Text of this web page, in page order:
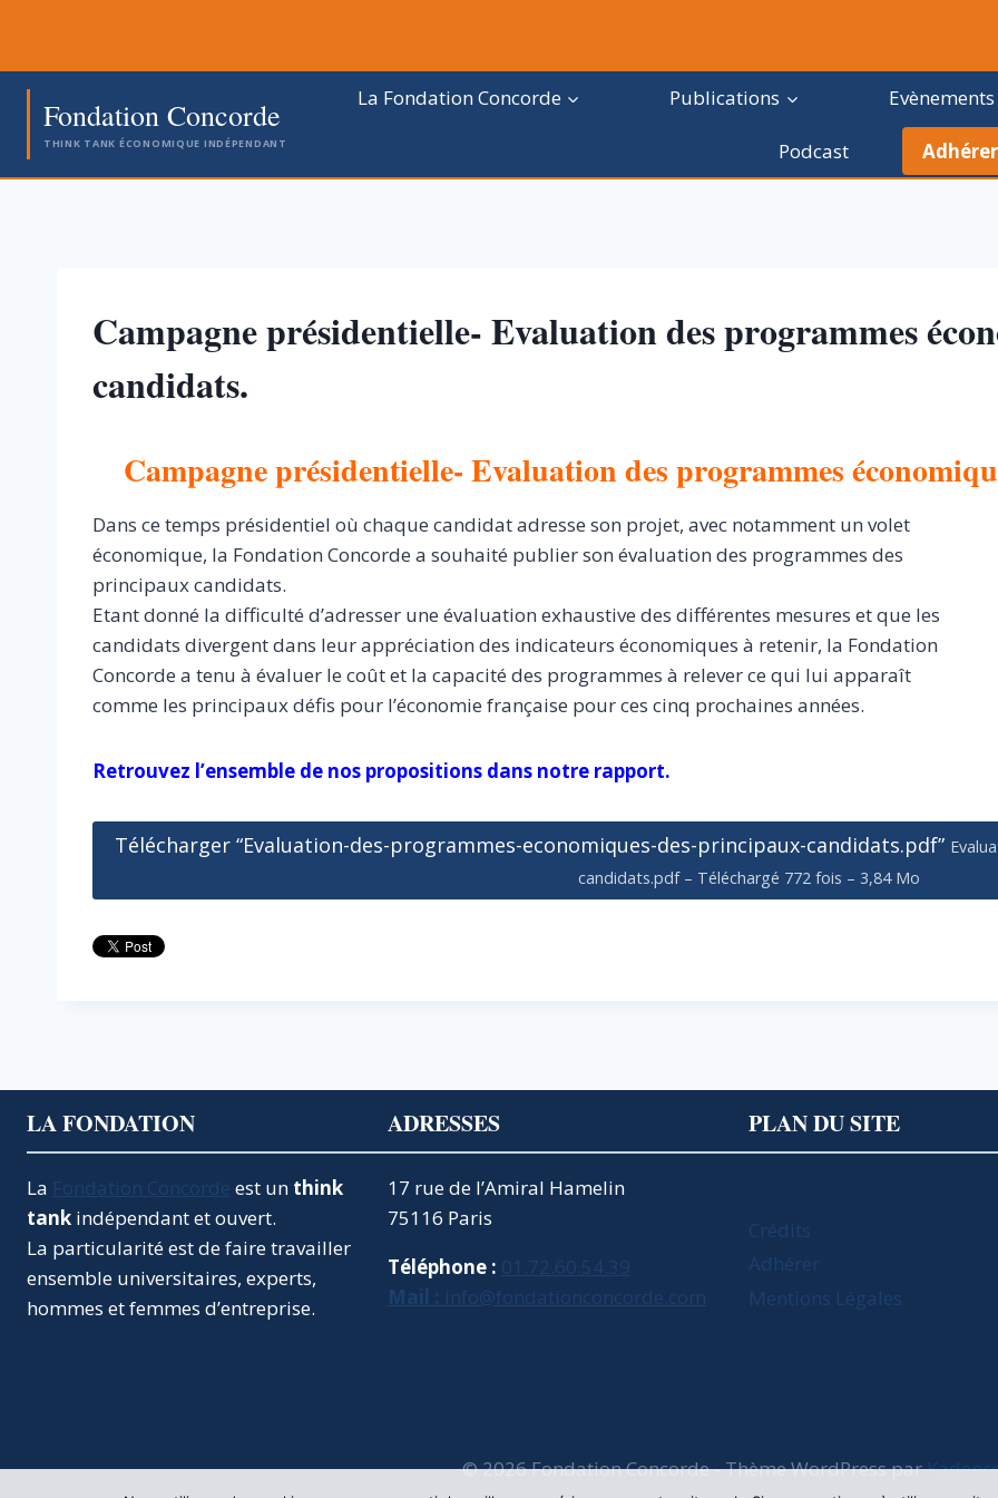
contenu
Fondation Concorde
THINK TANK ÉCONOMIQUE INDÉPENDANT
La Fondation Concorde Publications Evènements
Podcast Adhérer
Campagne présidentielle- Evaluation des programmes
candidats.
Campagne présidentielle- Evaluation des programmes
Dans ce temps présidentiel où chaque candidat adresse son projet, avec notamment un volet
économique, la Fondation Concorde a souhaité publier son évaluation des programmes des
principaux candidats.
Etant donné la difficulté d’adresser une évaluation exhaustive des différentes mesures et que les
candidats divergent dans leur appréciation des indicateurs économiques à retenir, la Fondation
Concorde a tenu à évaluer le coût et la capacité des programmes à relever ce qui lui apparaît
comme les principaux défis pour l’économie française pour ces cinq prochaines années.
Retrouvez l’ensemble de nos propositions dans notre rapport.
Télécharger “Evaluation-des-programmes-economiques-des-principaux-candidats.pdf”
candidats.pdf – Téléchargé 772 fois – 3,84 Mo
LA FONDATION
La Fondation Concorde est un think
tank indépendant et ouvert.
La particularité est de faire travailler
ensemble universitaires, experts,
hommes et femmes d’entreprise.
ADRESSES
17 rue de l’Amiral Hamelin
75116 Paris
Téléphone : 01.72.60.54.39
Mail : info@fondationconcorde.com
PLAN DU SITE
Crédits
Adhérer
Mentions Légales
© 2026 Fondation Concorde - Thème WordPress par